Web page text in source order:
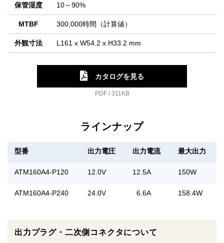
保管湿度 10～90%
MTBF 300,000時間（計算値）
外観寸法 L161 x W54.2 x H33.2 mm
カタログを見る
PDF / 311KB
ラインナップ
型番 出力電圧 出力電流 最大出力
ATM160A4-P120 12.0V 12.5A 150W
ATM160A4-P240 24.0V 6.6A 158.4W
出力プラグ・二次側コネクタについて